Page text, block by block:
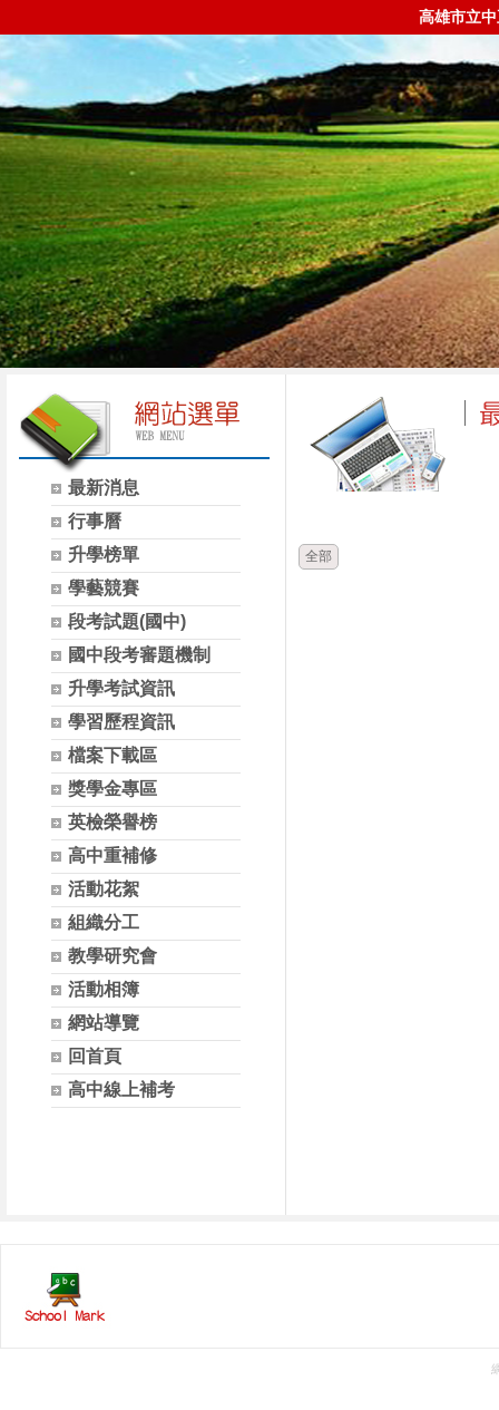
高雄市立
最新消息
行事曆
升學榜單
學藝競賽
段考試題(國中)
國中段考審題機制
升學考試資訊
學習歷程資訊
檔案下載區
獎學金專區
英檢榮譽榜
高中重補修
活動花絮
組織分工
教學研究會
活動相簿
網站導覽
回首頁
高中線上補考
全部